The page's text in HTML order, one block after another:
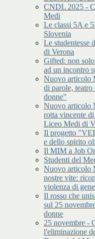
CNDL 2025 -
Medi
Le classi 5A e
Slovenia
Le studentesse
di Verona
Gifted: non
ad un incontro
Nuovo articolo
di parole,
donne"
Nuovo articolo
rotta vincente
Liceo Medi di
Il progetto
e dello spirito
Il MIM a Job
Studenti del
Nuovo articolo
nostre vite:
violenza di
Il rosso che
sul 25
donne
25 novembre -
l'eliminazione